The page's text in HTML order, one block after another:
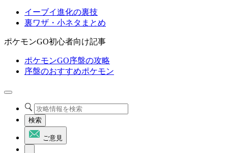
イーブイ進化の裏技
裏ワザ・小ネタまとめ
ポケモンGO初心者向け記事
ポケモンGO序盤の攻略
序盤のおすすめポケモン
検索
ご意見